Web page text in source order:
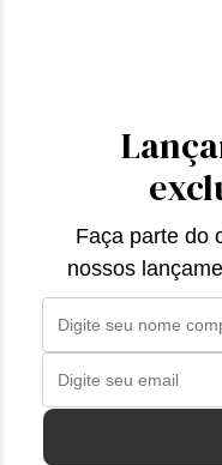
Faça parte do
nossos